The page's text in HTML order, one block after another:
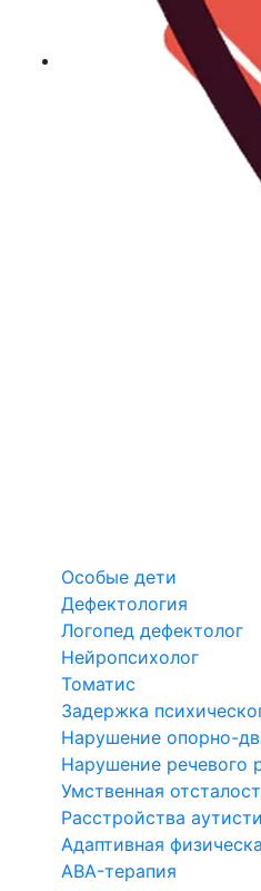
Особые дети
Дефектология
Логопед дефектолог
Нейропсихолог
Томатис
Задержка
Нарушение опорно-
Нарушение речевого
Умственная
Расстройства
Адаптивная
ABA-терапия